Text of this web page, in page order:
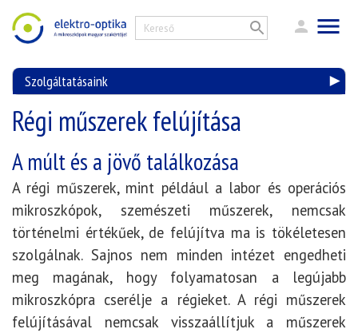
Szolgáltatásaink
Régi műszerek felújítása
A múlt és a jövő találkozása
A régi műszerek, mint például a labor és operációs
mikroszkópok, szemészeti műszerek, nemcsak
történelmi értékűek, de felújítva ma is tökéletesen
szolgálnak. Sajnos nem minden intézet engedheti
meg magának, hogy folyamatosan a legújabb
mikroszkópra cserélje a régieket. A régi műszerek
felújításával nemcsak visszaállítjuk a műszerek